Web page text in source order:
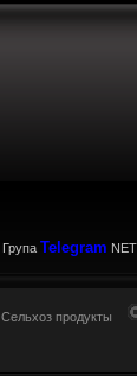
Група Telegram
Сельхоз продукты